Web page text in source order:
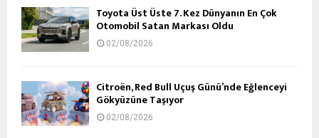
Toyota Üst Üste 7. Kez Dünyanın En Çok
Otomobil Satan Markası Oldu
02/08/2026
Citroën, Red Bull Uçuş Günü’nde Eğlenceyi
Gökyüzüne Taşıyor
02/08/2026